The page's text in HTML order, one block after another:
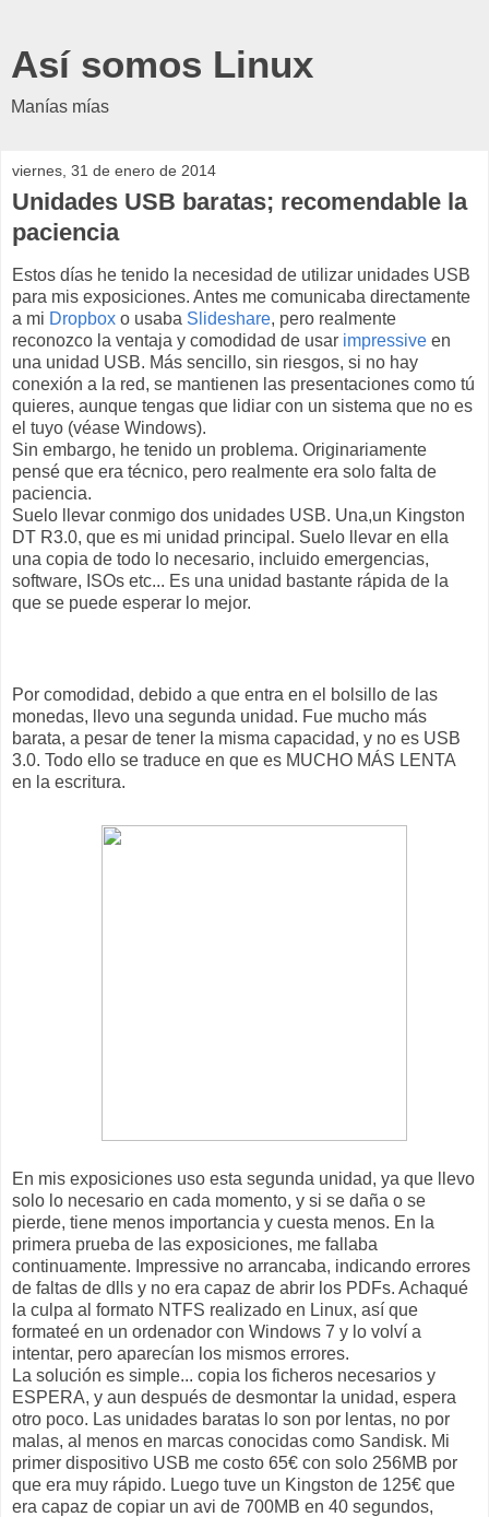
Así somos Linux
Manías mías
viernes, 31 de enero de 2014
Unidades USB baratas; recomendable la
paciencia
Estos días he tenido la necesidad de utilizar unidades USB
para mis exposiciones. Antes me comunicaba directamente
a mi Dropbox o usaba Slideshare, pero realmente
reconozco la ventaja y comodidad de usar impressive en
una unidad USB. Más sencillo, sin riesgos, si no hay
conexión a la red, se mantienen las presentaciones como tú
quieres, aunque tengas que lidiar con un sistema que no es
el tuyo (véase Windows).
Sin embargo, he tenido un problema. Originariamente
pensé que era técnico, pero realmente era solo falta de
paciencia.
Suelo llevar conmigo dos unidades USB. Una,un Kingston
DT R3.0, que es mi unidad principal. Suelo llevar en ella
una copia de todo lo necesario, incluido emergencias,
software, ISOs etc... Es una unidad bastante rápida de la
que se puede esperar lo mejor.
Por comodidad, debido a que entra en el bolsillo de las
monedas, llevo una segunda unidad. Fue mucho más
barata, a pesar de tener la misma capacidad, y no es USB
3.0. Todo ello se traduce en que es MUCHO MÁS LENTA
en la escritura.
En mis exposiciones uso esta segunda unidad, ya que llevo
solo lo necesario en cada momento, y si se daña o se
pierde, tiene menos importancia y cuesta menos. En la
primera prueba de las exposiciones, me fallaba
continuamente. Impressive no arrancaba, indicando errores
de faltas de dlls y no era capaz de abrir los PDFs. Achaqué
la culpa al formato NTFS realizado en Linux, así que
formateé en un ordenador con Windows 7 y lo volví a
intentar, pero aparecían los mismos errores.
La solución es simple... copia los ficheros necesarios y
ESPERA, y aun después de desmontar la unidad, espera
otro poco. Las unidades baratas lo son por lentas, no por
malas, al menos en marcas conocidas como Sandisk. Mi
primer dispositivo USB me costo 65€ con solo 256MB por
que era muy rápido. Luego tuve un Kingston de 125€ que
era capaz de copiar un avi de 700MB en 40 segundos,